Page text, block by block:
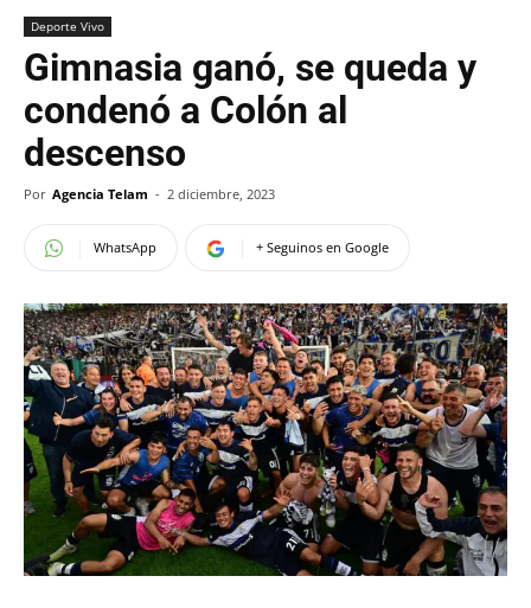
Deporte Vivo
Gimnasia ganó, se queda y
condenó a Colón al
descenso
Por Agencia Telam - 2 diciembre, 2023
WhatsApp + Seguinos en Google